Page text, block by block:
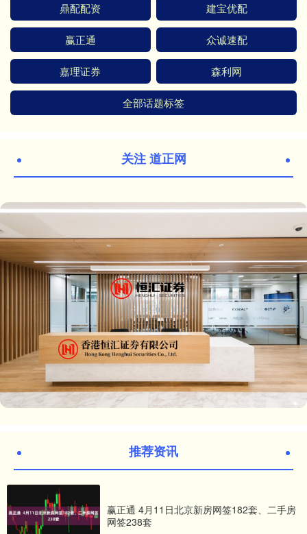
鼎配配资 建宝优配
赢正通 众诚速配
嘉理证券 森利网
全部话题标签
关注 道正网
推荐资讯
赢正通 4月11日北京新房网签182套、二手房
网签238套